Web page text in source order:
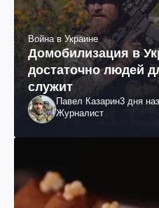
Война в Украине
Домобилизация в
достаточно людей
служит
Павел Казарин3 дня
Журналист